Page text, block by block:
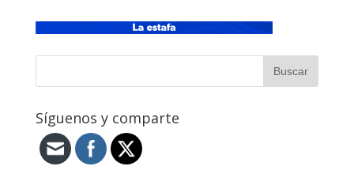
Síguenos y comparte